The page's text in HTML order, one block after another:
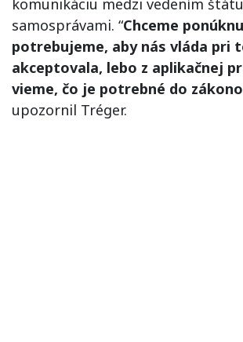
samosprávami. “Chceme
potrebujeme, aby nás vláda pri
akceptovala, lebo z aplikačnej
vieme, čo je potrebné do
upozornil Tréger.